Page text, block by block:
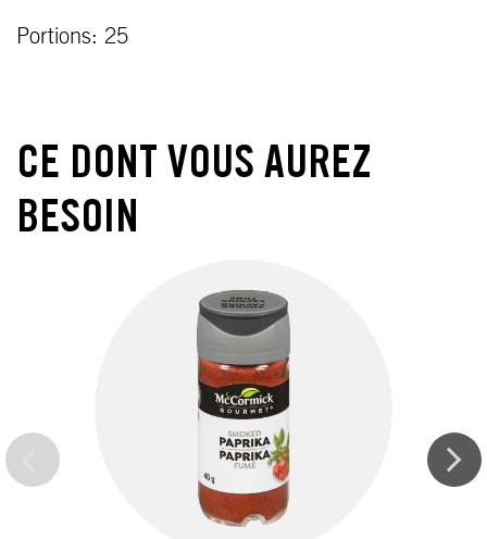
Portions: 25
CE DONT VOUS AUREZ
BESOIN